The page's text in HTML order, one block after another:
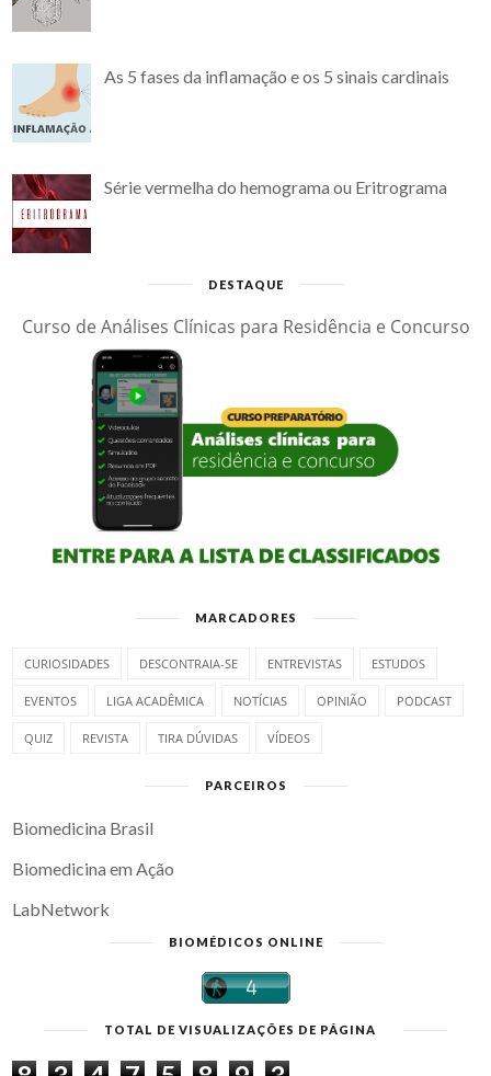
As 5 fases da inflamação e os 5 sinais cardinais
Série vermelha do hemograma ou Eritrograma
DESTAQUE
Curso de Análises Clínicas para Residência e Concurso
MARCADORES
CURIOSIDADES DESCONTRAIA-SE ENTREVISTAS ESTUDOS
EVENTOS LIGA ACADÊMICA NOTÍCIAS OPINIÃO PODCAST
QUIZ REVISTA TIRA DÚVIDAS VÍDEOS
PARCEIROS
Biomedicina Brasil
Biomedicina em Ação
LabNetwork
BIOMÉDICOS ONLINE
TOTAL DE VISUALIZAÇÕES DE PÁGINA